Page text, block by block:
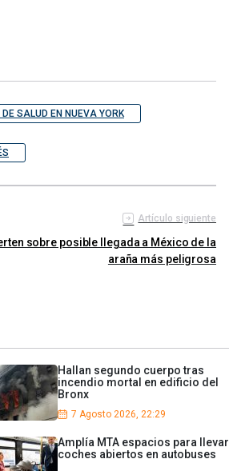
SALUD EN NUEVA YORK
Artículo siguiente
sobre posible llegada a México de la
araña más peligrosa
Hallan segundo cuerpo tras
incendio mortal en edificio del
Bronx
7 Agosto 2026, 22:29
Amplía MTA espacios para llevar
coches abiertos en autobuses